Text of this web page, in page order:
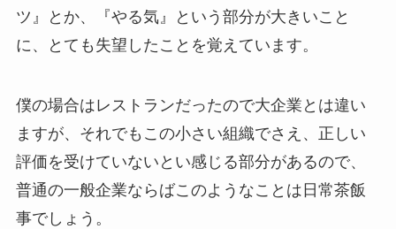
ツ』とか、『やる気』という部分が大きいこと
に、とても失望したことを覚えています。
僕の場合はレストランだったので大企業とは違い
ますが、それでもこの小さい組織でさえ、正しい
評価を受けていないとい感じる部分があるので、
普通の一般企業ならばこのようなことは日常茶飯
事でしょう。